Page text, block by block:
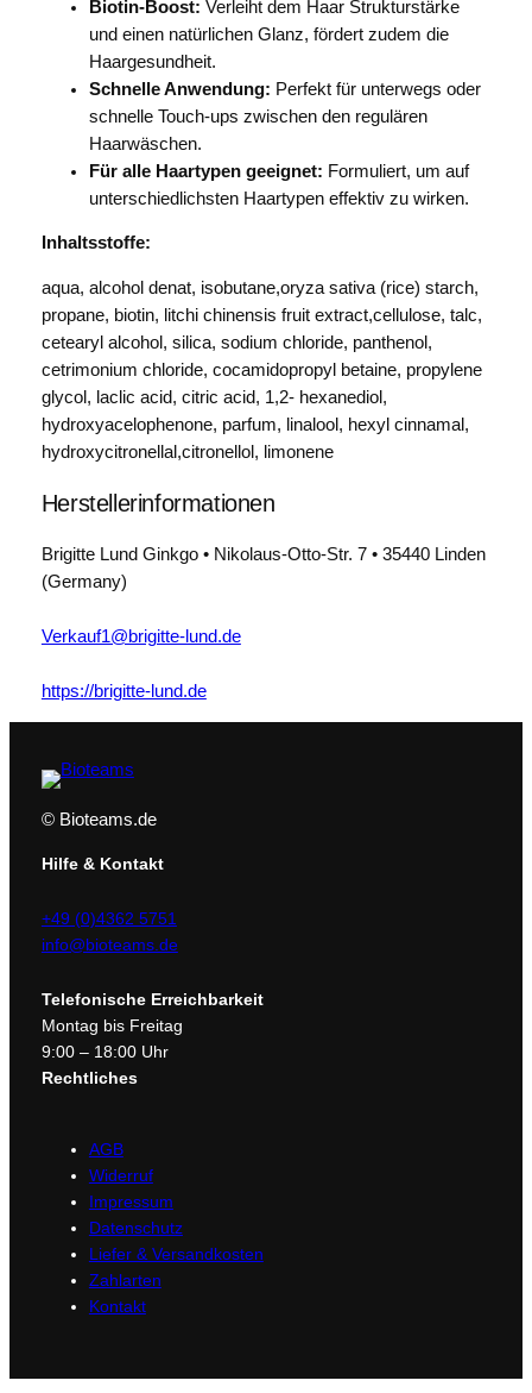
o
k
e
n
s
h
a
m
p
o
S
h
u
i
t
B
o
i
n
0
Biotin-Boost: Verleiht dem Haar Strukturstärke
und einen natürlichen Glanz, fördert zudem die
Haargesundheit.
Schnelle Anwendung: Perfekt für unterwegs oder
schnelle Touch-ups zwischen den regulären
Haarwäschen.
Für alle Haartypen geeignet: Formuliert, um auf
unterschiedlichsten Haartypen effektiv zu wirken.
Inhaltsstoffe:
aqua, alcohol denat, isobutane,oryza sativa (rice) starch,
propane, biotin, litchi chinensis fruit extract,cellulose, talc,
cetearyl alcohol, silica, sodium chloride, panthenol,
cetrimonium chloride, cocamidopropyl betaine, propylene
glycol, laclic acid, citric acid, 1,2- hexanediol,
hydroxyacelophenone, parfum, linalool, hexyl cinnamal,
hydroxycitronellal,citronellol, limonene
Herstellerinformationen
Brigitte Lund Ginkgo • Nikolaus-Otto-Str. 7 • 35440 Linden
(Germany)
Verkauf1@brigitte-lund.de
https://brigitte-lund.de
© Bioteams.de
Hilfe & Kontakt
+49 (0)4362 5751
info@bioteams.de
Telefonische Erreichbarkeit
Montag bis Freitag
9:00 – 18:00 Uhr
Rechtliches
AGB
Widerruf
Impressum
Datenschutz
Liefer & Versandkosten
Zahlarten
Kontakt